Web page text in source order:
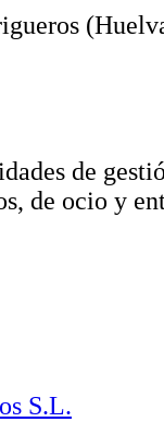
de
de ocio y
S.L.